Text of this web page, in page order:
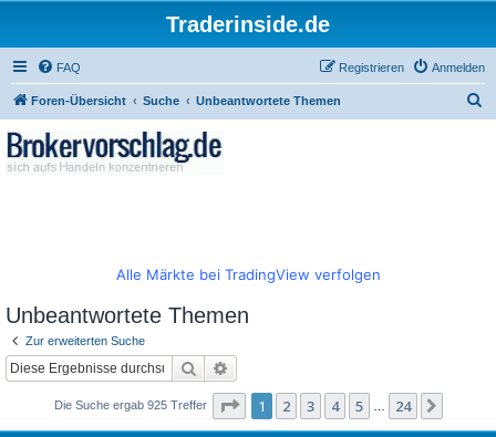
Traderinside.de
FAQ Anmelden
Registrieren
Foren-Übersicht Suche Unbeantwortete Themen
Alle Märkte bei TradingView verfolgen
Unbeantwortete Themen
Zur erweiterten Suche
Suche
Die Suche ergab 925 Treffer Seite 1von 24
1 2 3 4 5 24